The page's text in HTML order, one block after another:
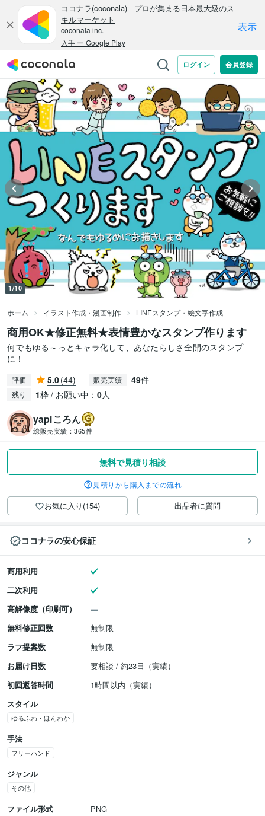
1/10
ホーム イラスト作成・漫画制作 LINEスタンプ・絵文字作成
商用OK★修正無料★表情豊かなスタンプ作ります
何でもゆる～っとキャラ化して、あなたらしさ全開のスタンプ
に！
評価 5.0(44) 販売実績 49件
残り 1枠 / お願い中： 0人
yapiころん
総販売実績： 365件
無料で見積り相談
見積りから購入までの流れ
お気に入り(154) 出品者に質問
ココナラの安心保証
商用利用
二次利用
高解像度（印刷可）
無料修正回数
無制限
ラフ提案数
無制限
お届け日数
要相談 / 約23日（実績）
初回返答時間
1時間以内（実績）
スタイル
ゆるふわ・ほんわか
手法
フリーハンド
ジャンル
その他
ファイル形式 PNG